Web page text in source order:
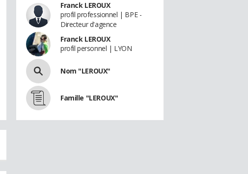
Franck LEROUX
profil professionnel | BPE -
Directeur d'agence
Franck LEROUX
profil personnel | LYON
Nom "LEROUX"
Famille "LEROUX"